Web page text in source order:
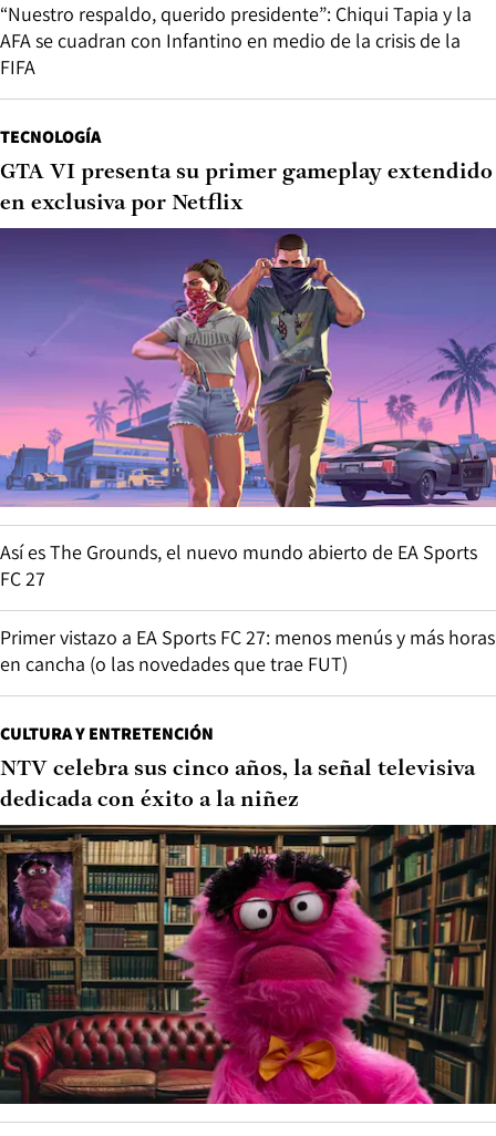
“Nuestro respaldo, querido presidente”: Chiqui Tapia y la
AFA se cuadran con Infantino en medio de la crisis de la
FIFA
TECNOLOGÍA
GTA VI presenta su primer gameplay extendido
en exclusiva por Netflix
Así es The Grounds, el nuevo mundo abierto de EA Sports
FC 27
Primer vistazo a EA Sports FC 27: menos menús y más horas
en cancha (o las novedades que trae FUT)
CULTURA Y ENTRETENCIÓN
NTV celebra sus cinco años, la señal televisiva
dedicada con éxito a la niñez